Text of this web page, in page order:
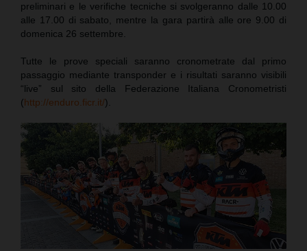
preliminari e le verifiche tecniche si svolgeranno dalle 10.00
alle 17.00 di sabato, mentre la gara partirà alle ore 9.00 di
domenica 26 settembre.
Tutte le prove speciali saranno cronometrate dal primo
passaggio mediante transponder e i risultati saranno visibili
“live” sul sito della Federazione Italiana Cronometristi
(http://enduro.ficr.it/).